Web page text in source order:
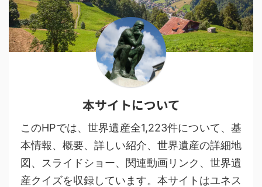
本サイトについて
このHPでは、世界遺産全1,223件について、基
本情報、概要、詳しい紹介、世界遺産の詳細地
図、スライドショー、関連動画リンク、世界遺
産クイズを収録しています。本サイトはユネス